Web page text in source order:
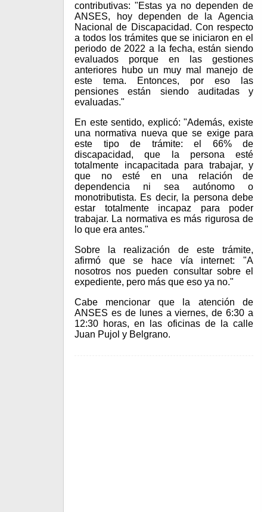
contributivas: "Estas ya no dependen de
ANSES, hoy dependen de la Agencia
Nacional de Discapacidad. Con respecto
a todos los trámites que se iniciaron en el
periodo de 2022 a la fecha, están siendo
evaluados porque en las gestiones
anteriores hubo un muy mal manejo de
este tema. Entonces, por eso las
pensiones están siendo auditadas y
evaluadas."
En este sentido, explicó: "Además, existe
una normativa nueva que se exige para
este tipo de trámite: el 66% de
discapacidad, que la persona esté
totalmente incapacitada para trabajar, y
que no esté en una relación de
dependencia ni sea autónomo o
monotributista. Es decir, la persona debe
estar totalmente incapaz para poder
trabajar. La normativa es más rigurosa de
lo que era antes."
Sobre la realización de este trámite,
afirmó que se hace vía internet: "A
nosotros nos pueden consultar sobre el
expediente, pero más que eso ya no."
Cabe mencionar que la atención de
ANSES es de lunes a viernes, de 6:30 a
12:30 horas, en las oficinas de la calle
Juan Pujol y Belgrano.